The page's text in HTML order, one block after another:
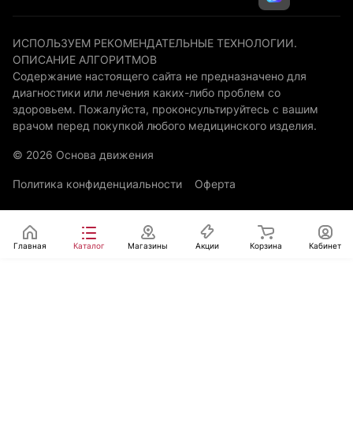
ИСПОЛЬЗУЕМ РЕКОМЕНДАТЕЛЬНЫЕ ТЕХНОЛОГИИ.
ОПИСАНИЕ АЛГОРИТМОВ
Содержание настоящего сайта не предназначено для
диагностики или лечения каких-либо проблем со
здоровьем. Пожалуйста, проконсультируйтесь с вашим
врачом перед покупкой любого медицинского изделия.
© 2026 Основа движения
Политика конфиденциальности Оферта
Главная Каталог Магазины Акции Корзина Кабинет